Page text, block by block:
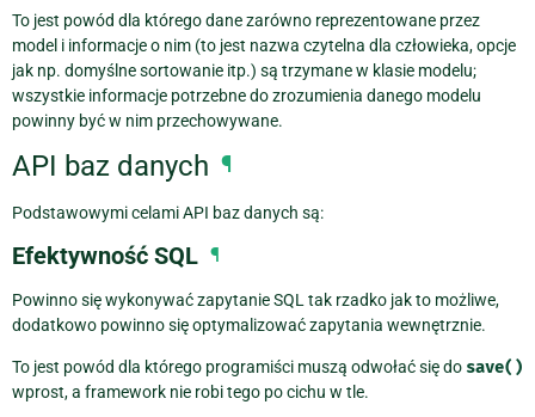
To jest powód dla którego dane zarówno reprezentowane przez
model i informacje o nim (to jest nazwa czytelna dla człowieka, opcje
jak np. domyślne sortowanie itp.) są trzymane w klasie modelu;
wszystkie informacje potrzebne do zrozumienia danego modelu
powinny być w nim przechowywane.
API baz danych ¶
Podstawowymi celami API baz danych są:
Efektywność SQL ¶
Powinno się wykonywać zapytanie SQL tak rzadko jak to możliwe,
dodatkowo powinno się optymalizować zapytania wewnętrznie.
To jest powód dla którego programiści muszą odwołać się do save()
wprost, a framework nie robi tego po cichu w tle.